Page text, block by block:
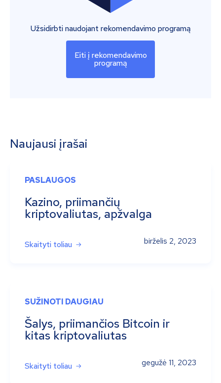
Užsidirbti naudojant rekomendavimo programą
Eiti į rekomendavimo
programą
Naujausi įrašai
PASLAUGOS
Kazino, priimančių
kriptovaliutas, apžvalga
Skaityti toliau birželis 2, 2023
SUŽINOTI DAUGIAU
Šalys, priimančios Bitcoin ir
kitas kriptovaliutas
Skaityti toliau gegužė 11, 2023